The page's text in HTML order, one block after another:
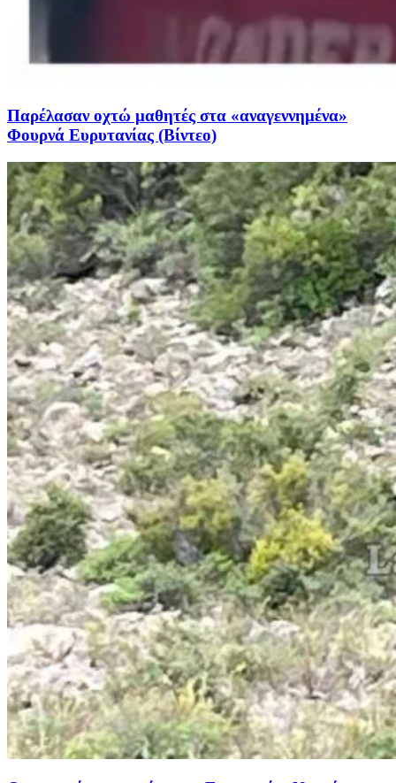
Παρέλασαν οχτώ μαθητές στα «αναγεννημένα»
Φουρνά Ευρυτανίας (Βίντεο)